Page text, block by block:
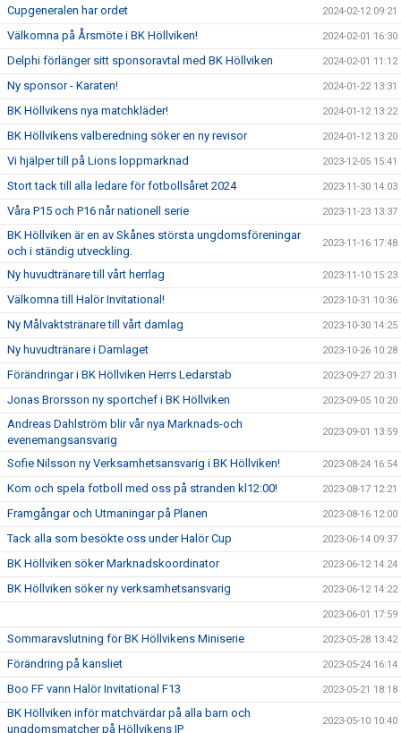
Cupgeneralen har ordet 2024-02-12 09:21
Välkomna på Årsmöte i BK Höllviken! 2024-02-01 16:30
Delphi förlänger sitt sponsoravtal med BK Höllviken 2024-02-01 11:12
Ny sponsor - Karaten! 2024-01-22 13:31
BK Höllvikens nya matchkläder! 2024-01-12 13:22
BK Höllvikens valberedning söker en ny revisor 2024-01-12 13:20
Vi hjälper till på Lions loppmarknad 2023-12-05 15:41
Stort tack till alla ledare för fotbollsåret 2024 2023-11-30 14:03
Våra P15 och P16 når nationell serie 2023-11-23 13:37
BK Höllviken är en av Skånes största ungdomsföreningar
och i ständig utveckling.
2023-11-16 17:48
Ny huvudtränare till vårt herrlag 2023-11-10 15:23
Välkomna till Halör Invitational! 2023-10-31 10:36
Ny Målvaktstränare till vårt damlag 2023-10-30 14:25
Ny huvudtränare i Damlaget 2023-10-26 10:28
Förändringar i BK Höllviken Herrs Ledarstab 2023-09-27 20:31
Jonas Brorsson ny sportchef i BK Höllviken 2023-09-05 10:20
Andreas Dahlström blir vår nya Marknads-och
evenemangsansvarig
2023-09-01 13:59
Sofie Nilsson ny Verksamhetsansvarig i BK Höllviken! 2023-08-24 16:54
Kom och spela fotboll med oss på stranden kl12:00! 2023-08-17 12:21
Framgångar och Utmaningar på Planen 2023-08-16 12:00
Tack alla som besökte oss under Halör Cup 2023-06-14 09:37
BK Höllviken söker Marknadskoordinator 2023-06-12 14:24
BK Höllviken söker ny verksamhetsansvarig 2023-06-12 14:22
2023-06-01 17:59
Sommaravslutning för BK Höllvikens Miniserie 2023-05-28 13:42
Förändring på kansliet 2023-05-24 16:14
Boo FF vann Halör Invitational F13 2023-05-21 18:18
BK Höllviken inför matchvärdar på alla barn och
ungdomsmatcher på Höllvikens IP
2023-05-10 10:40